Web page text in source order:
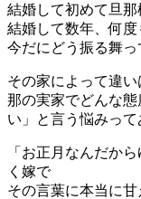
結婚して初めて旦
結婚して数年、何
今だにどう振る舞
その家によって違
那の実家でどんな
い」と言う悩みっ
「お正月なんだか
く嫁で
その言葉に本当に